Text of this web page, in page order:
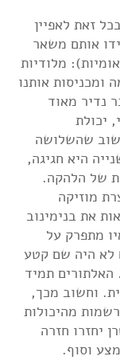
זאת לאפיין
אותם משאר
מלודיות
ומכניסות אותנו
נדיר מאוד
יכולת
שהשלושה
היא חגיגה,
של הלהקה.
מוזיקה
את בנימינוב
מתפרק על
לא היה שם קטע
האלתורים תמיד
וחשוב מכך,
מהיכולות
יחזרו חזרה
וסוף.